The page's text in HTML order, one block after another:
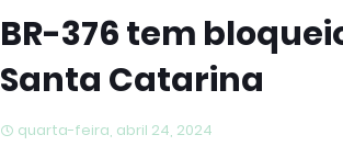
BR-376 tem
Santa Catarina
quarta-feira, abril 24, 2024